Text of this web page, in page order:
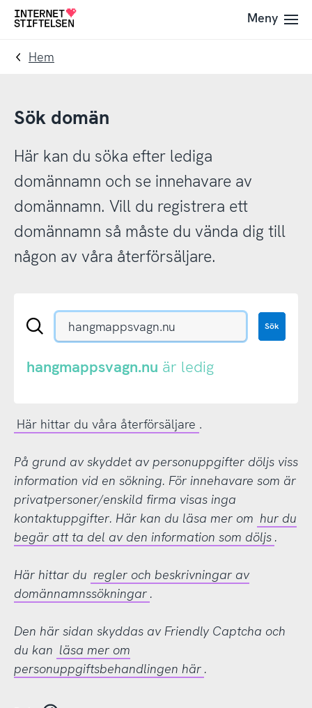
Till
navigering
Till
innehåll
Till
Meny
Hem
Sök domän
Här kan du söka efter lediga
domännamn och se innehavare av
domännamn. Vill du registrera ett
domännamn så måste du vända dig till
någon av våra återförsäljare.
Sök
eller
.nu-
Sök
hangmappsvagn.nu är ledig
Här hittar du våra återförsäljare .
På grund av skyddet av personuppgifter döljs viss
information vid en sökning. För innehavare som är
privatpersoner/enskild firma visas inga
kontaktuppgifter. Här kan du läsa mer om hur du
begär att ta del av den information som döljs .
Här hittar du regler och beskrivningar av
domännamnssökningar .
Den här sidan skyddas av Friendly Captcha och
du kan läsa mer om
personuppgiftsbehandlingen här .